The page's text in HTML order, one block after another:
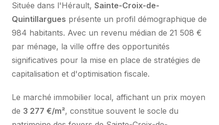
Située dans l'Hérault, Sainte-Croix-de-
Quintillargues présente un profil démographique de
984 habitants. Avec un revenu médian de 21 508 €
par ménage, la ville offre des opportunités
significatives pour la mise en place de stratégies de
capitalisation et d'optimisation fiscale.
Le marché immobilier local, affichant un prix moyen
de 3 277 €/m², constitue souvent le socle du